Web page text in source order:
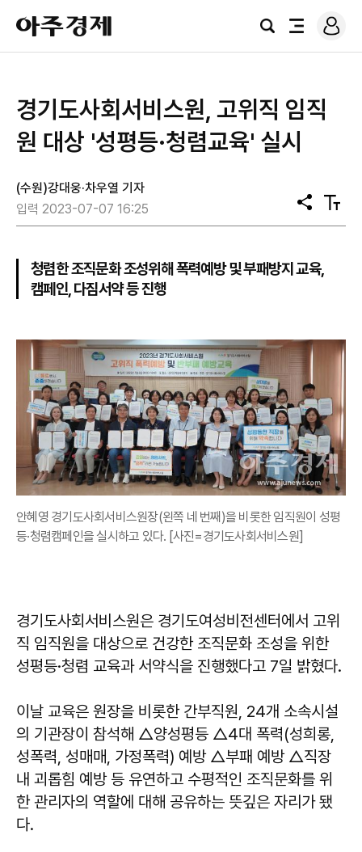
아
주
경
검
전
로
그
경기도사회서비스원, 고위직 임직
원 대상 '성평등·청렴교육' 실시
(수원)강대웅·차우열 기자
입력 2023-07-07 16:25
공
유
텍
스
청렴한 조직문화 조성위해 폭력예방 및 부패방지 교육,
캠페인, 다짐서약 등 진행
안혜영 경기도사회서비스원장(왼쪽 네 번째)을 비롯한 임직원이 성평
등·청렴캠페인을 실시하고 있다. [사진=경기도사회서비스원]
경기도사회서비스원은 경기도여성비전센터에서 고위
직 임직원을 대상으로 건강한 조직문화 조성을 위한
성평등·청렴 교육과 서약식을 진행했다고 7일 밝혔다.
이날 교육은 원장을 비롯한 간부직원, 24개 소속시설
의 기관장이 참석해 △양성평등 △4대 폭력(성희롱,
성폭력, 성매매, 가정폭력) 예방 △부패 예방 △직장
내 괴롭힘 예방 등 유연하고 수평적인 조직문화를 위
한 관리자의 역할에 대해 공유하는 뜻깊은 자리가 됐
다.